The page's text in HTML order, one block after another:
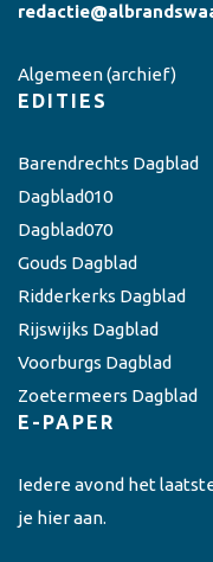
Algemeen(archief)
EDITIES
Barendrechts Dagblad
Dagblad010
Dagblad070
Gouds Dagblad
Ridderkerks Dagblad
Rijswijks Dagblad
Voorburgs Dagblad
Zoetermeers Dagblad
E-PAPER
Iedere avond het
je hier aan.